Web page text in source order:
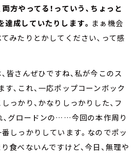
方やってる！っていう、ちょっと
成していたりします。 まぁ機会
みたりとかしてください、って感
皆さんぜひですね、私が今このス
、これ、一応ポップコーンボック
っかり、かなりしっかりした、フ
、グロードンの……今回の本作周り
しっかりしています。なのでポッ
食べないんですけど、今日、無理や